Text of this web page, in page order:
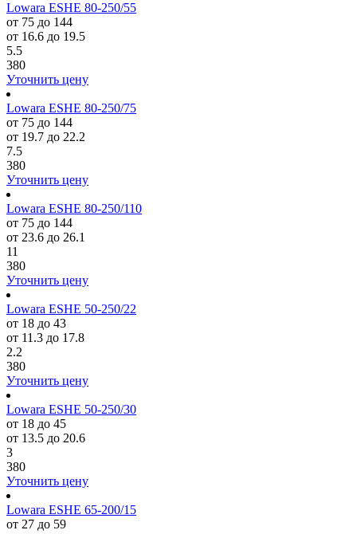
Lowara ESHE 80-250/55
от 75 до 144
от 16.6 до 19.5
5.5
380
Уточнить цену
Lowara ESHE 80-250/75
от 75 до 144
от 19.7 до 22.2
7.5
380
Уточнить цену
Lowara ESHE 80-250/110
от 75 до 144
от 23.6 до 26.1
11
380
Уточнить цену
Lowara ESHE 50-250/22
от 18 до 43
от 11.3 до 17.8
2.2
380
Уточнить цену
Lowara ESHE 50-250/30
от 18 до 45
от 13.5 до 20.6
3
380
Уточнить цену
Lowara ESHE 65-200/15
от 27 до 59